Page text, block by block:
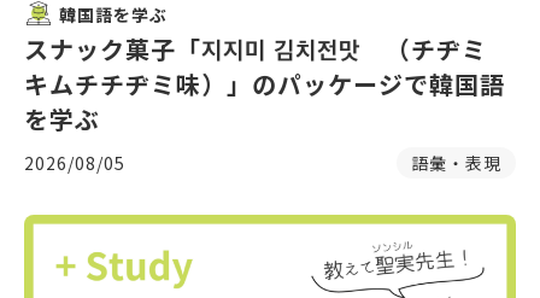
韓国語を学ぶ
スナック菓子「지지미 김치전맛 （チヂミ
キムチチヂミ味）」のパッケージで韓国語
を学ぶ
2026/08/05 語彙・表現